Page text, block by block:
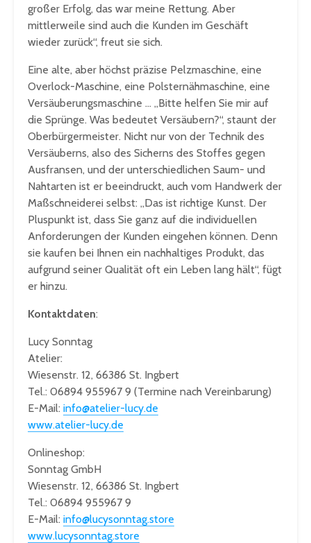
großer Erfolg, das war meine Rettung. Aber
mittlerweile sind auch die Kunden im Geschäft
wieder zurück“, freut sie sich.
Eine alte, aber höchst präzise Pelzmaschine, eine
Overlock-Maschine, eine Polsternähmaschine, eine
Versäuberungsmaschine … „Bitte helfen Sie mir auf
die Sprünge. Was bedeutet Versäubern?“, staunt der
Oberbürgermeister. Nicht nur von der Technik des
Versäuberns, also des Sicherns des Stoffes gegen
Ausfransen, und der unterschiedlichen Saum- und
Nahtarten ist er beeindruckt, auch vom Handwerk der
Maßschneiderei selbst: „Das ist richtige Kunst. Der
Pluspunkt ist, dass Sie ganz auf die individuellen
Anforderungen der Kunden eingehen können. Denn
sie kaufen bei Ihnen ein nachhaltiges Produkt, das
aufgrund seiner Qualität oft ein Leben lang hält“, fügt
er hinzu.
Kontaktdaten:
Lucy Sonntag
Atelier:
Wiesenstr. 12, 66386 St. Ingbert
Tel.: 06894 955967 9 (Termine nach Vereinbarung)
E-Mail: info@atelier-lucy.de
www.atelier-lucy.de
Onlineshop:
Sonntag GmbH
Wiesenstr. 12, 66386 St. Ingbert
Tel.: 06894 955967 9
E-Mail: info@lucysonntag.store
www.lucysonntag.store